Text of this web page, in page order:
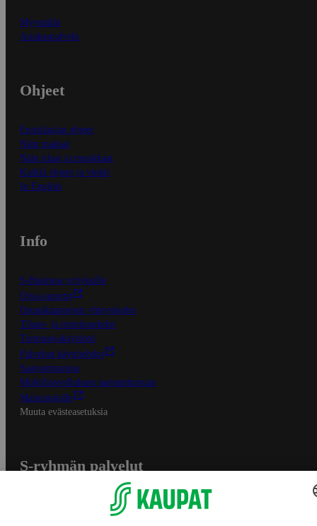
Myymälät
Asiakaspalvelu
Ohjeet
Ensitilaajan ohjeet
Näin maksat
Näin tilaat ja muokkaat
Kaikki ohjeet ja vinkit
In English
Info
S-Business yrityksille
Oiva-raportit
Osuuskauppojen yhteystiedot
Tilaus- ja toimitusehdot
Tietosuojakäytäntö
Palvelun käyttöehdot
Saavutettavuus
Mobiilisovelluksen saavutettavuus
Mainostajalle
Muuta evästeasetuksia
S-ryhmän palvelut